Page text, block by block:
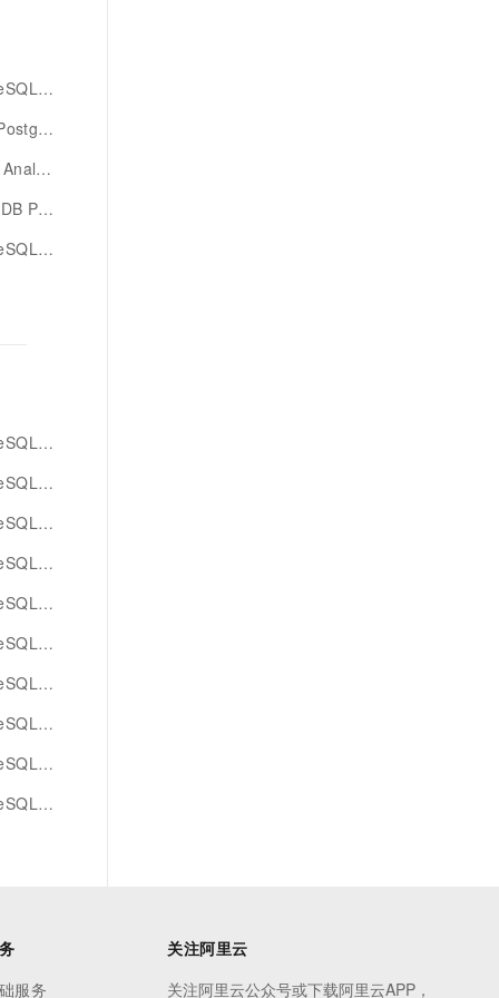
同步
同步
版
同步
办法
能体
文本
版pg
dms
error
企业
方法
示例
服务
关注阿里云
关注阿里云公众号或下载阿里云APP，